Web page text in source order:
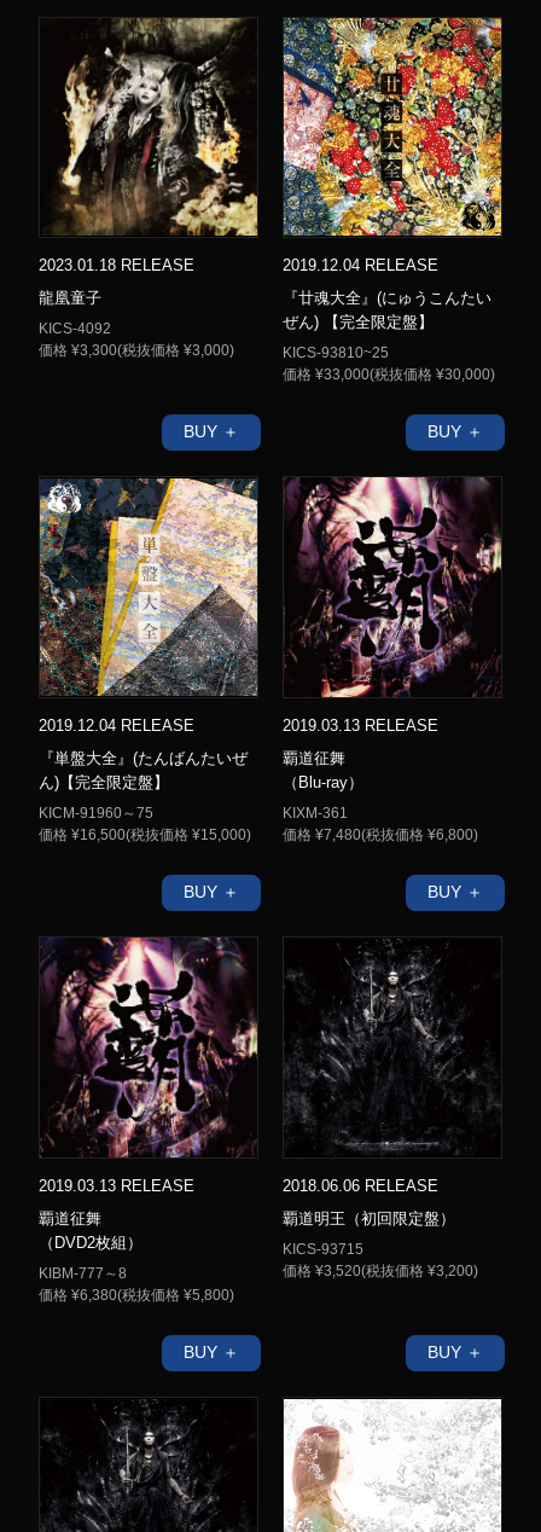
2023.01.18 RELEASE
龍凰童子
KICS-4092
価格 ¥3,300(税抜価格 ¥3,000)
BUY ＋
2019.12.04 RELEASE
『廿魂大全』(にゅうこんたい
ぜん) 【完全限定盤】
KICS-93810~25
価格 ¥33,000(税抜価格 ¥30,000)
BUY ＋
2019.12.04 RELEASE
『単盤大全』(たんばんたいぜ
ん)【完全限定盤】
KICM-91960～75
価格 ¥16,500(税抜価格 ¥15,000)
BUY ＋
2019.03.13 RELEASE
覇道征舞
（Blu-ray）
KIXM-361
価格 ¥7,480(税抜価格 ¥6,800)
BUY ＋
2019.03.13 RELEASE
覇道征舞
（DVD2枚組）
KIBM-777～8
価格 ¥6,380(税抜価格 ¥5,800)
BUY ＋
2018.06.06 RELEASE
覇道明王（初回限定盤）
KICS-93715
価格 ¥3,520(税抜価格 ¥3,200)
BUY ＋